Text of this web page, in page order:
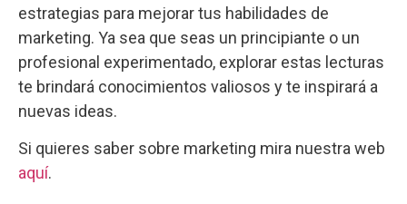
estrategias para mejorar tus habilidades de
marketing. Ya sea que seas un principiante o un
profesional experimentado, explorar estas lecturas
te brindará conocimientos valiosos y te inspirará a
nuevas ideas.
Si quieres saber sobre marketing mira nuestra web
aquí.